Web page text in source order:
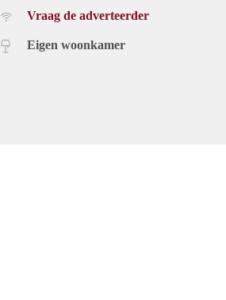
Vraag de adverteerder
Eigen woonkamer